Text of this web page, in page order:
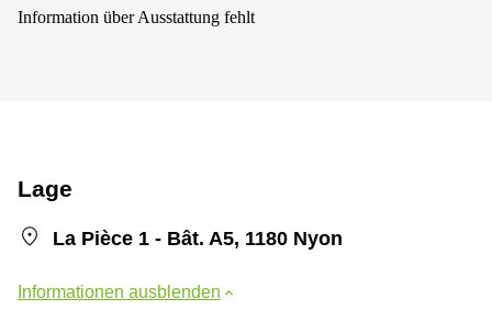
Information über Ausstattung fehlt
Lage
La Pièce 1 - Bât. A5, 1180 Nyon
Informationen ausblenden